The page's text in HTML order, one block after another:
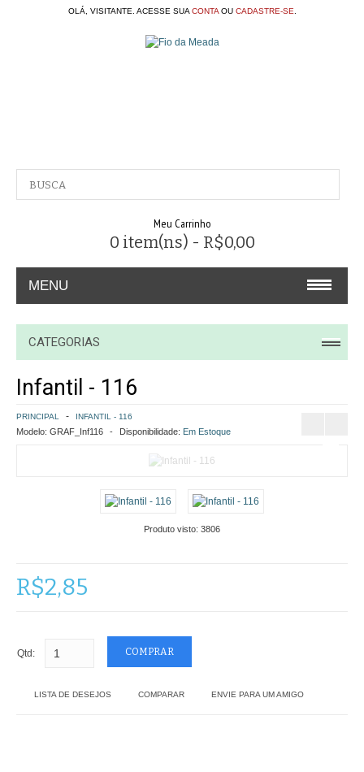
OLÁ, VISITANTE. ACESSE SUA CONTAOU CADASTRE-SE
Meu Carrinho
0 item(ns) - R$0,00
MENU
A EMPRESA
CONTATO
COMO COMPRAR
POLÍTICA DE FRETE GRÁTIS
FINALIZAR COMPRA
CATEGORIAS
Infantil - 116
PRINCIPAL INFANTIL - 116
Modelo: GRAF_Inf116 Disponibilidade: Em Estoque
Produto visto: 3806
R$2,85
Qtd:
LISTA DE DESEJOS COMPARAR ENVIE PARA UM AMIGO